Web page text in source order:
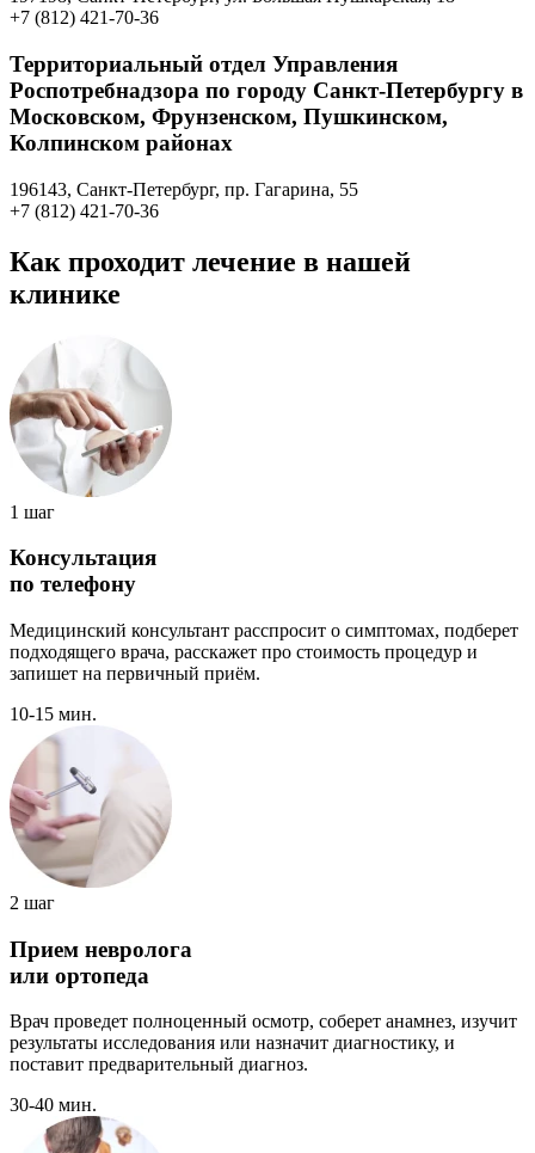
+7 (812) 421-70-36
Территориальный отдел Управления
Роспотребнадзора по городу Санкт-Петербургу в
Московском, Фрунзенском, Пушкинском,
Колпинском районах
196143, Санкт-Петербург, пр. Гагарина, 55
+7 (812) 421-70-36
Как проходит лечение в нашей
клинике
1 шаг
Консультация
по телефону
Медицинский консультант расспросит о симптомах, подберет
подходящего врача, расскажет про стоимость процедур и
запишет на первичный приём.
10-15 мин.
2 шаг
Прием невролога
или ортопеда
Врач проведет полноценный осмотр, соберет анамнез, изучит
результаты исследования или назначит диагностику, и
поставит предварительный диагноз.
30-40 мин.